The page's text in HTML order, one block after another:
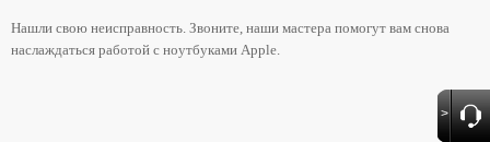
Нашли свою неисправность. Звоните, наши мастера помогут вам снова
наслаждаться работой с ноутбуками Apple.
>